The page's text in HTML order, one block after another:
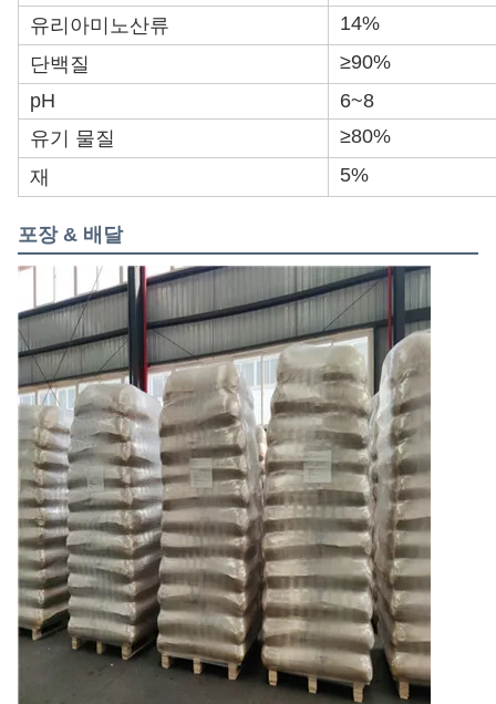
유리아미노산류
14%
단백질
≥90%
pH
6~8
유기 물질
≥80%
재
5%
포장 & 배달